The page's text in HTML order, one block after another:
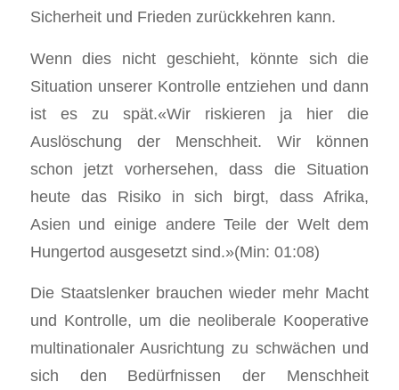
Sicherheit und Frieden zurückkehren kann.
Wenn dies nicht geschieht, könnte sich die
Situation unserer Kontrolle entziehen und dann
ist es zu spät.«Wir riskieren ja hier die
Auslöschung der Menschheit. Wir können
schon jetzt vorhersehen, dass die Situation
heute das Risiko in sich birgt, dass Afrika,
Asien und einige andere Teile der Welt dem
Hungertod ausgesetzt sind.»(Min: 01:08)
Die Staatslenker brauchen wieder mehr Macht
und Kontrolle, um die neoliberale Kooperative
multinationaler Ausrichtung zu schwächen und
sich den Bedürfnissen der Menschheit